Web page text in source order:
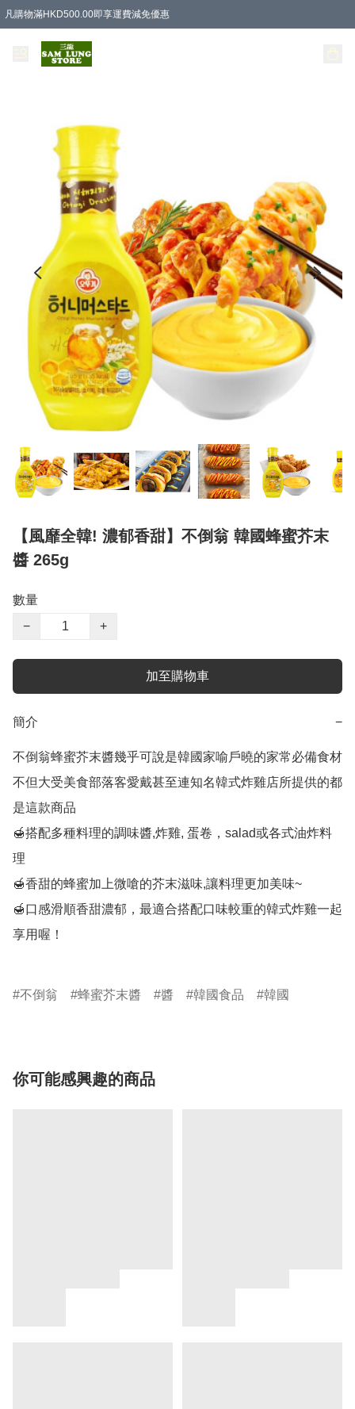
凡購物滿HKD500.00即享運費減免優惠
【風靡全韓! 濃郁香甜】不倒翁 韓國蜂蜜芥末
醬 265g
數量
−
+
加至購物車
簡介 −
不倒翁蜂蜜芥末醬幾乎可說是韓國家喻戶曉的家常必備食材
不但大受美食部落客愛戴甚至連知名韓式炸雞店所提供的都
是這款商品
🍯搭配多種料理的調味醬,炸雞, 蛋卷，salad或各式油炸料
理
🍯香甜的蜂蜜加上微嗆的芥末滋味,讓料理更加美味~
🍯口感滑順香甜濃郁，最適合搭配口味較重的韓式炸雞一起
享用喔！
不倒翁 蜂蜜芥末醬 醬 韓國食品 韓國
你可能感興趣的商品